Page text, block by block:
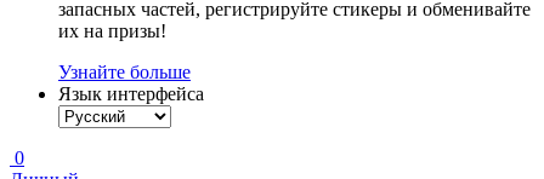
запасных частей, регистрируйте стикеры и обменивайте
их на призы!
Узнайте больше
Язык интерфейса
0